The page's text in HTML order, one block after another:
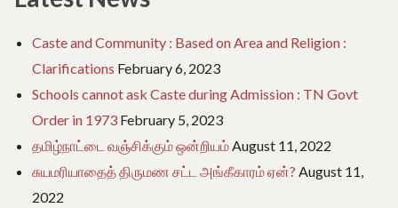
Caste and Community : Based on Area and Religion :
Clarifications February 6, 2023
Schools cannot ask Caste during Admission : TN Govt
Order in 1973 February 5, 2023
தமிழ்நாட்டை வஞ்சிக்கும் ஒன்றியம்August 11, 2022
சுயமரியாதைத் திருமண சட்ட அங்கீகாரம் ஏன்? August 11,
2022